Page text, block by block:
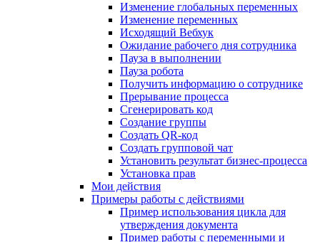
Изменение глобальных переменных
Изменение переменных
Исходящий Вебхук
Ожидание рабочего дня сотрудника
Пауза в выполнении
Пауза робота
Получить информацию о сотруднике
Прерывание процесса
Сгенерировать код
Создание группы
Создать QR-код
Создать групповой чат
Установить результат бизнес-процесса
Установка прав
Мои действия
Примеры работы с действиями
Пример использования цикла для
утверждения документа
Пример работы с переменными и